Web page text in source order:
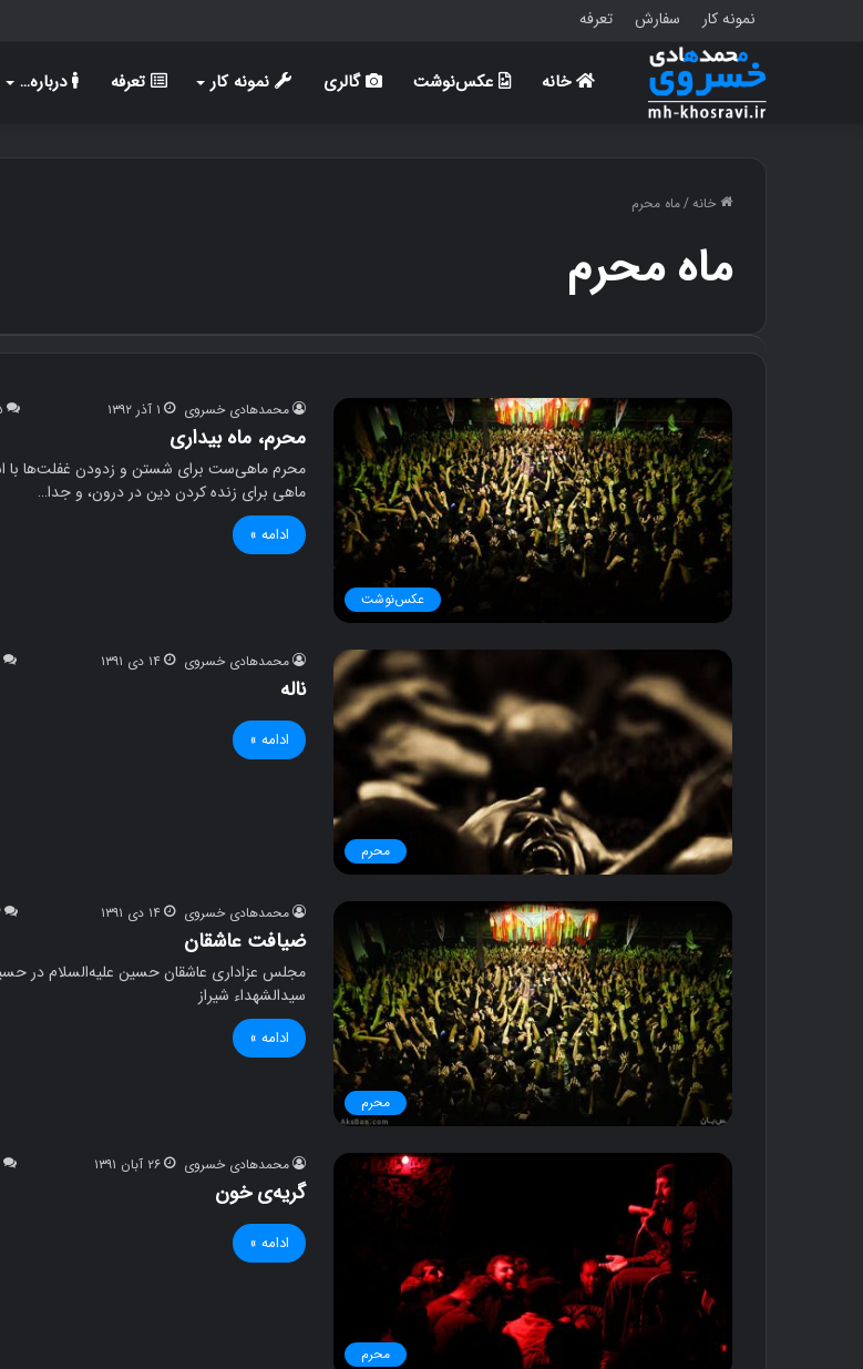
نمونه کار سفارش تعرفه
خانه عکس‌نوشت گالری نمونه کار تعرفه درباره…
خانه/ماه محرم
ماه محرم
عکس‌نوشت
محمدهادی خسروی ۱ آذر ۱۳۹۲
محرم، ماه بیداری
محرم ماهی‌ست برای شستن و زدودن غفلت‌ها با
ماهی برای زنده کردن دین در درون، و جدا…
ادامه »
محرم
محمدهادی خسروی ۱۴ دی ۱۳۹۱
ناله
ادامه »
محرم
محمدهادی خسروی ۱۴ دی ۱۳۹۱
ضیافت عاشقان
مجلس عزاداری عاشقان حسین علیه‌السلام در
سیدالشهداء شیراز
ادامه »
محرم
محمدهادی خسروی ۲۶ آبان ۱۳۹۱
گریه‌ی خون
ادامه »
د
و
س
ت
ی
۳۰ آذر ۱۳۹۶
دوستی
ص
و
ل
د